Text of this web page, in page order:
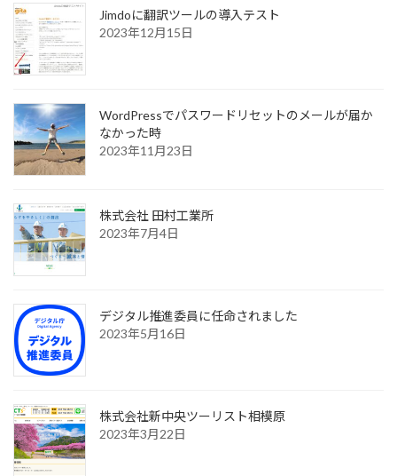
Jimdoに翻訳ツールの導入テスト
2023年12月15日
WordPressでパスワードリセットのメールが届か
なかった時
2023年11月23日
株式会社 田村工業所
2023年7月4日
デジタル推進委員に任命されました
2023年5月16日
株式会社新中央ツーリスト相模原
2023年3月22日